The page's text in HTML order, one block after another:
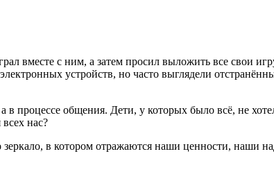
вместе с ним, а затем просил выложить все свои
устройств, но часто выглядели
в процессе общения. Дети, у которых было всё, не
нас?
в котором отражаются наши ценности, наши